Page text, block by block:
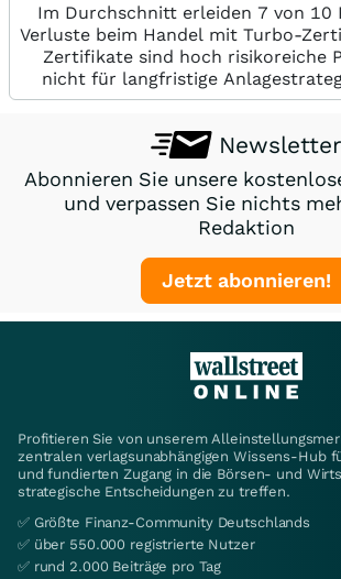
Im Durchschnitt erleiden 7 von 10
Verluste beim Handel mit Turbo-
Zertifikate sind hoch risikoreiche
nicht für langfristige
Newsletter
Abonnieren Sie unsere
und verpassen Sie nichts
Redaktion
Jetzt abonnieren!
Profitieren Sie von unserem
zentralen verlagsunabhängigen Wissens-Hub
und fundierten Zugang in die Börsen- und
strategische Entscheidungen zu treffen.
✅ Größte Finanz-Community Deutschlands
✅ über 550.000 registrierte Nutzer
✅ rund 2.000 Beiträge pro Tag